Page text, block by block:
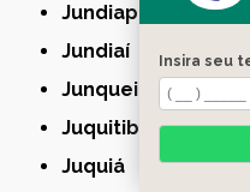
Jundiapeba
Jundiaí
Junqueirópolis
Juquitiba
Juquiá
Insira seu